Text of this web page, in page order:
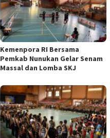
Kemenpora RI Bersama
Pemkab Nunukan Gelar Senam
Massal dan Lomba SKJ